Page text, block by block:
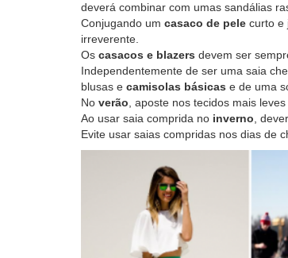
deverá combinar com umas sandálias
Conjugando um casaco de pele curto e
irreverente.
Os casacos e blazers devem ser
Independentemente de ser uma saia
blusas e camisolas básicas e de uma
No verão , aposte nos tecidos mais
Ao usar saia comprida no inverno ,
Evite usar saias compridas nos dias de